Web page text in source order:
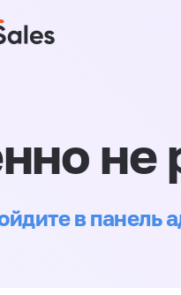
не
в панель